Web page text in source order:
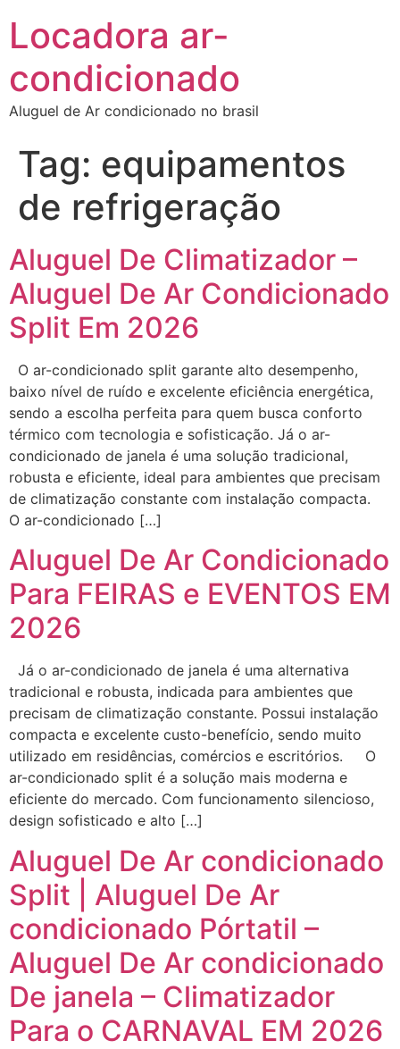
Locadora ar-
condicionado
Aluguel de Ar condicionado no brasil
Tag: equipamentos
de refrigeração
Aluguel De Climatizador –
Aluguel De Ar Condicionado
Split Em 2026
O ar-condicionado split garante alto desempenho,
baixo nível de ruído e excelente eficiência energética,
sendo a escolha perfeita para quem busca conforto
térmico com tecnologia e sofisticação. Já o ar-
condicionado de janela é uma solução tradicional,
robusta e eficiente, ideal para ambientes que precisam
de climatização constante com instalação compacta.
O ar-condicionado […]
Aluguel De Ar Condicionado
Para FEIRAS e EVENTOS EM
2026
Já o ar-condicionado de janela é uma alternativa
tradicional e robusta, indicada para ambientes que
precisam de climatização constante. Possui instalação
compacta e excelente custo-benefício, sendo muito
utilizado em residências, comércios e escritórios. O
ar-condicionado split é a solução mais moderna e
eficiente do mercado. Com funcionamento silencioso,
design sofisticado e alto […]
Aluguel De Ar condicionado
Split | Aluguel De Ar
condicionado Pórtatil –
Aluguel De Ar condicionado
De janela – Climatizador
Para o CARNAVAL EM 2026